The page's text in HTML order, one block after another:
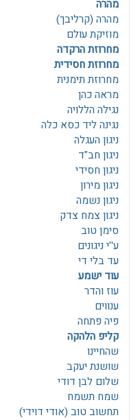
מהרה
מהרה (קרליבך)
מוזיקת עולם
מחרוזת הרקדה
מחרוזת חסידית
מחרוזת תימנית
מראה כהן
נגילה הללויה
נגינה ליד כסא כלה
ניגון העגלה
ניגון חב"ד
ניגון חסידי
ניגון מירון
ניגון נשמה
ניגון צמח צדק
סימן טוב
ע''י ניגונים
עד בלי די
עוד ישמע
עוז והדר
ענווים
פיה פתחה
קליפ הלהקה
שהחיינו
שושנת יעקב
שלום לבן דודי
שמח תשמח
תחשוב טוב (אודי דוידי)